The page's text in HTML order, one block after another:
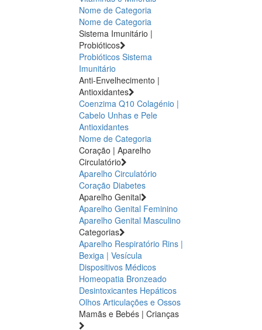
Nome de Categoria
Nome de Categoria
Sistema Imunitário |
Probióticos
Probióticos Sistema
Imunitário
Anti-Envelhecimento |
Antioxidantes
Coenzima Q10 Colagénio |
Cabelo Unhas e Pele
Antioxidantes
Nome de Categoria
Coração | Aparelho
Circulatório
Aparelho Circulatório
Coração Diabetes
Aparelho Genital
Aparelho Genital Feminino
Aparelho Genital Masculino
Categorias
Aparelho Respiratório Rins |
Bexiga | Vesícula
Dispositivos Médicos
Homeopatia Bronzeado
Desintoxicantes Hepáticos
Olhos Articulações e Ossos
Mamãs e Bebés | Crianças